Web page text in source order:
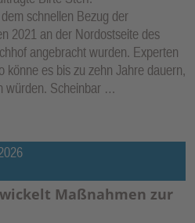
schnellen Bezug der
2021 an der Nordostseite des
angebracht wurden. Experten
könne es bis zu zehn Jahre dauern,
würden. Scheinbar …
Maßnahmen zur